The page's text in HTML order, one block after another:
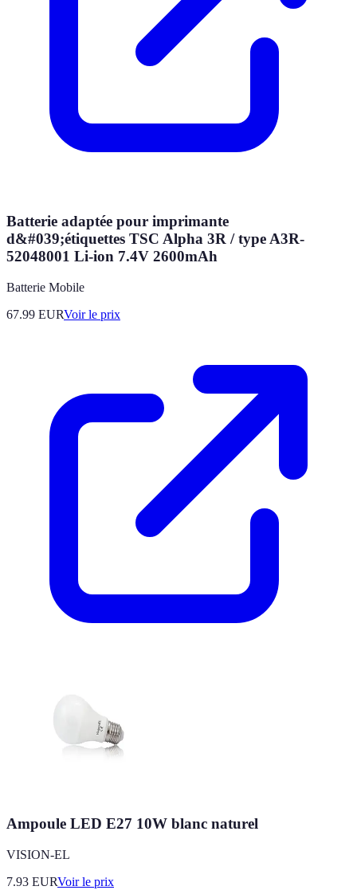
Batterie adaptée pour imprimante
d&#039;étiquettes TSC Alpha 3R / type A3R-
52048001 Li-ion 7.4V 2600mAh
Batterie Mobile
67.99 EURVoir le prix
Ampoule LED E27 10W blanc naturel
VISION-EL
7.93 EURVoir le prix